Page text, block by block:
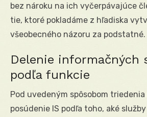
bez nároku na ich vyčerpávajúce
tie, ktoré pokladáme z hľadiska
všeobecného názoru za podstatné.
Delenie informačných
podľa funkcie
Pod uvedeným spôsobom
posúdenie IS podľa toho, aké